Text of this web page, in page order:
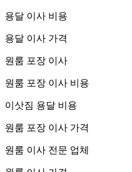
용달 이사 비용
용달 이사 가격
원룸 포장 이사
원룸 포장 이사 비용
이삿짐 용달 비용
원룸 포장 이사 가격
원룸 이사 전문 업체